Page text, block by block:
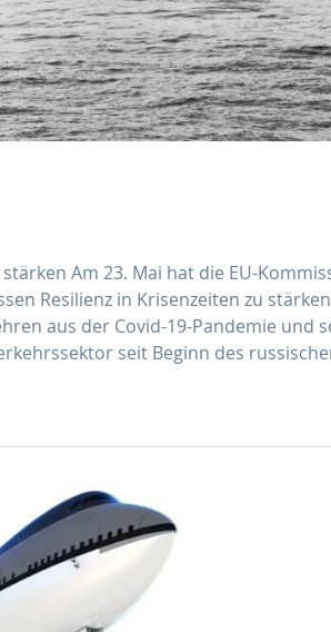
Am 23. Mai hat die EU-
Resilienz in Krisenzeiten zu
aus der Covid-19-Pandemie und
seit Beginn des